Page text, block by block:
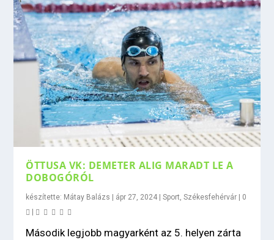
ÖTTUSA VK: DEMETER ALIG MARADT LE A
DOBOGÓRÓL
készítette: Mátay Balázs ápr 27, 2024 |Sport,Székesfehérvár
0
Második legjobb magyarként az 5. helyen zárta